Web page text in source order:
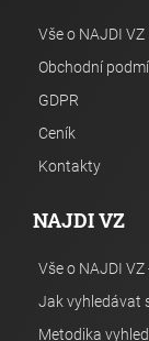
Vše o NAJDI VZ
Obchodní
GDPR
Ceník
Kontakty
NAJDI VZ
Vše o NAJDI
Jak vyhledávat
Metodika